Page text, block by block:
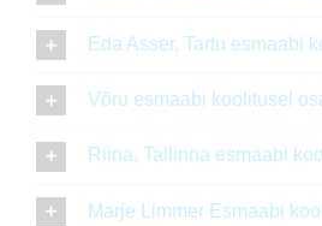
Eda Asser, Tartu esmaabi
Võru esmaabi koolitusel
Riina, Tallinna esmaabi
Marje Limmer Esmaabi